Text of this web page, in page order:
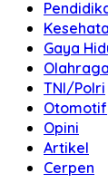
Gaya
Olahraga
TNI/Polri
Otomotif
Opini
Artikel
Cerpen